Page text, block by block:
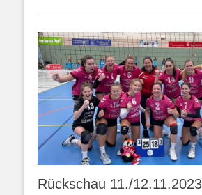
Rückschau 11./12.11.2023